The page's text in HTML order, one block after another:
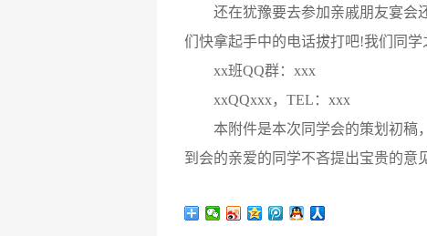
还在犹豫要去参加亲戚朋友宴会
们快拿起手中的电话拔打吧!我们同
xx班QQ群：xxx
xxQQxxx，TEL：xxx
本附件是本次同学会的策划初稿
到会的亲爱的同学不吝提出宝贵的意